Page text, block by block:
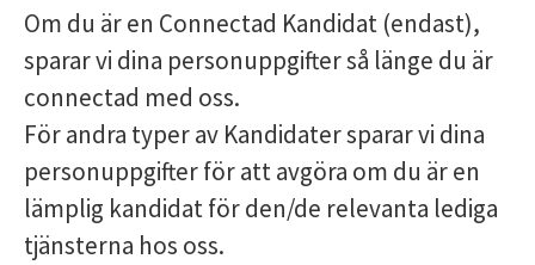
Om du är en Connectad Kandidat (endast),
sparar vi dina personuppgifter så länge du är
connectad med oss.
För andra typer av Kandidater sparar vi dina
personuppgifter för att avgöra om du är en
lämplig kandidat för den/de relevanta lediga
tjänsterna hos oss.